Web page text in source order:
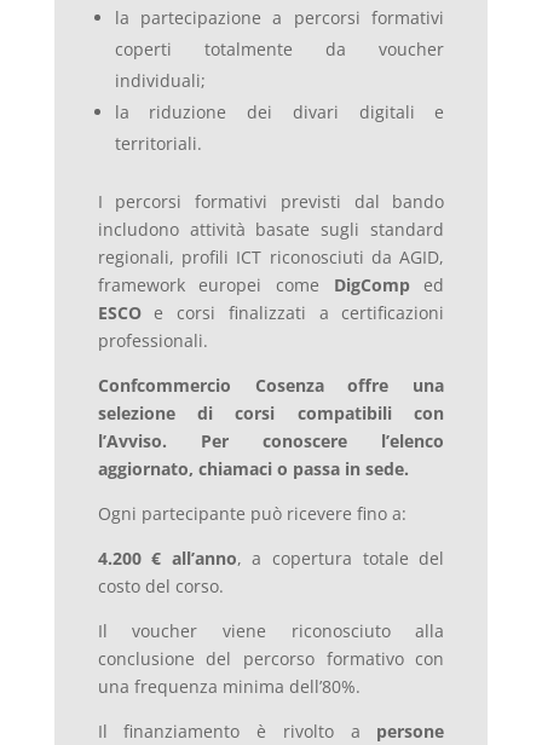
la partecipazione a percorsi formativi
coperti totalmente da voucher
individuali;
la riduzione dei divari digitali e
territoriali.
I percorsi formativi previsti dal bando
includono attività basate sugli standard
regionali, profili ICT riconosciuti da AGID,
framework europei come DigComped
ESCOe corsi finalizzati a certificazioni
professionali.
Confcommercio Cosenza offre una
selezione di corsi compatibili con
l’Avviso. Per conoscere l’elenco
aggiornato, chiamaci o passa in sede.
Ogni partecipante può ricevere fino a:
4.200 € all’anno, a copertura totale del
costo del corso.
Il voucher viene riconosciuto alla
conclusione del percorso formativo con
una frequenza minima dell’80%.
Il finanziamento è rivolto a persone